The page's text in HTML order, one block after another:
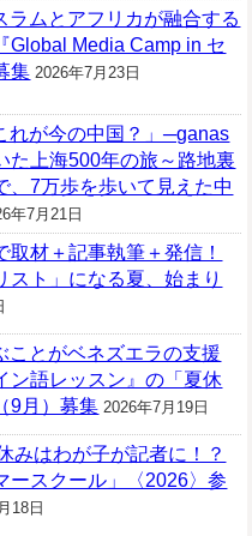
ラムとアフリカが融合する
Global Media Camp in セ
集 2026年7月23日
れが今の中国？」─ganas
た上海500年の旅～路地裏
、7万歩を歩いて見えた中
年7月21日
取材＋記事執筆＋発信！
スト」になる夏、始まり
ことがベネズエラの支援
ン語レッスン』の「夏休
9月）募集 2026年7月19日
みはわが子が記者に！？
ースクール」〈2026〉参
18日